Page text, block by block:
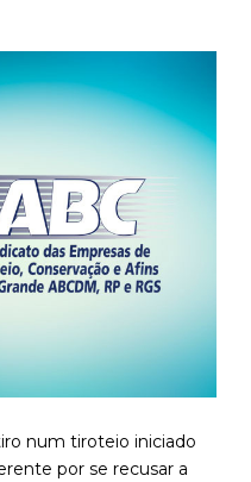
num tiroteio iniciado
por se recusar a